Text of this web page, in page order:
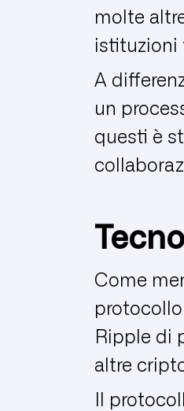
molte
istituzioni
A
un
questi è
Come
Ripple di
altre
Il